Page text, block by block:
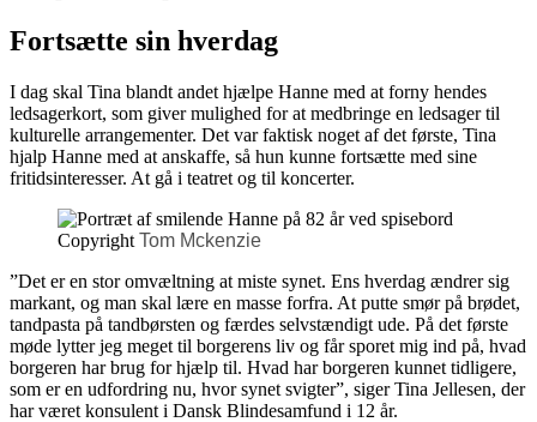
Fortsætte sin hverdag
I dag skal Tina blandt andet hjælpe Hanne med at forny hendes
ledsagerkort, som giver mulighed for at medbringe en ledsager til
kulturelle arrangementer. Det var faktisk noget af det første, Tina
hjalp Hanne med at anskaffe, så hun kunne fortsætte med sine
fritidsinteresser. At gå i teatret og til koncerter.
Copyright Tom Mckenzie
”Det er en stor omvæltning at miste synet. Ens hverdag ændrer sig
markant, og man skal lære en masse forfra. At putte smør på brødet,
tandpasta på tandbørsten og færdes selvstændigt ude. På det første
møde lytter jeg meget til borgerens liv og får sporet mig ind på, hvad
borgeren har brug for hjælp til. Hvad har borgeren kunnet tidligere,
som er en udfordring nu, hvor synet svigter”, siger Tina Jellesen, der
har været konsulent i Dansk Blindesamfund i 12 år.